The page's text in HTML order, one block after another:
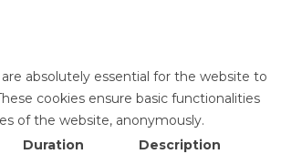
absolutely essential for the website to
cookies ensure basic functionalities
of the website, anonymously.
Duration Description